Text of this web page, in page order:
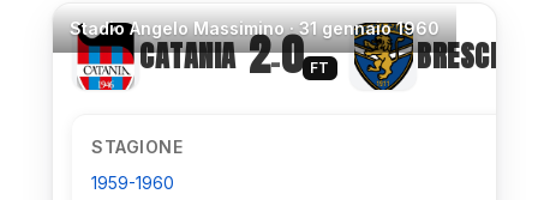
StadioAngelo Massimino ·31 gennaio 1960
CATANIA 2–0 FT BRESCIA
STAGIONE
1959-1960